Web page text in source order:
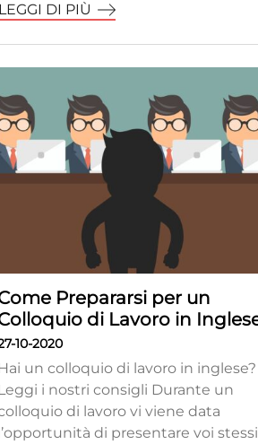
LEGGI DI PIÙ
Prepararsi per un
di Lavoro in
10-2020
un colloquio di lavoro in inglese?
i nostri consigli Durante un
di lavoro vi viene data
di presentare voi